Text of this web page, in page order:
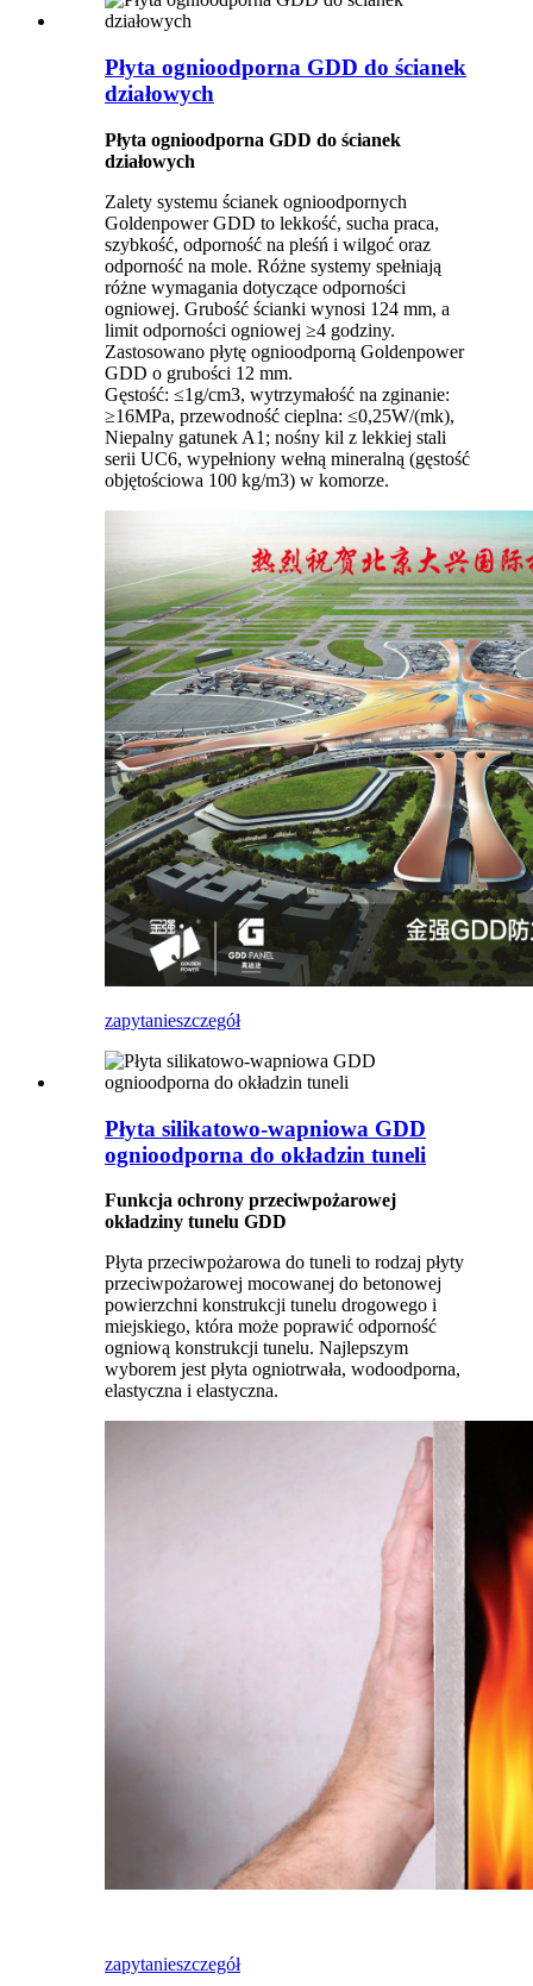
Płyta ognioodporna GDD do ścianek
działowych
Płyta ognioodporna GDD do ścianek
działowych
Zalety systemu ścianek ognioodpornych
Goldenpower GDD to lekkość, sucha praca,
szybkość, odporność na pleśń i wilgoć oraz
odporność na mole. Różne systemy spełniają
różne wymagania dotyczące odporności
ogniowej. Grubość ścianki wynosi 124 mm, a
limit odporności ogniowej ≥4 godziny.
Zastosowano płytę ognioodporną Goldenpower
GDD o grubości 12 mm.
Gęstość: ≤1g/cm3, wytrzymałość na zginanie:
≥16MPa, przewodność cieplna: ≤0,25W/(mk),
Niepalny gatunek A1; nośny kil z lekkiej stali
serii UC6, wypełniony wełną mineralną (gęstość
objętościowa 100 kg/m3) w komorze.
zapytanieszczegół
Płyta silikatowo-wapniowa GDD
ognioodporna do okładzin tuneli
Funkcja ochrony przeciwpożarowej
okładziny tunelu GDD
Płyta przeciwpożarowa do tuneli to rodzaj płyty
przeciwpożarowej mocowanej do betonowej
powierzchni konstrukcji tunelu drogowego i
miejskiego, która może poprawić odporność
ogniową konstrukcji tunelu. Najlepszym
wyborem jest płyta ogniotrwała, wodoodporna,
elastyczna i elastyczna.
zapytanieszczegół